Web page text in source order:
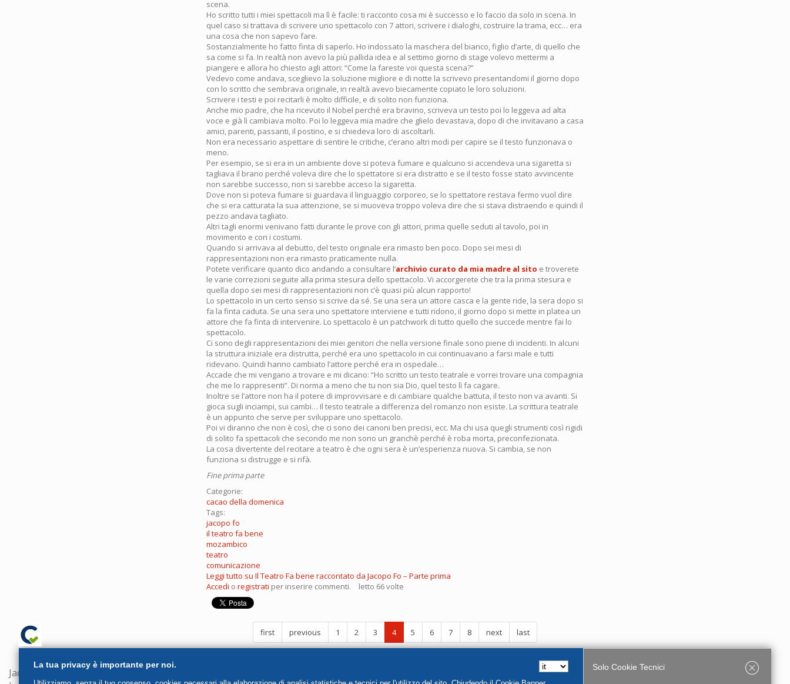
scena.
Ho scritto tutti i miei spettacoli ma lì è facile: ti racconto cosa mi è successo e lo faccio da solo in scena. In
quel caso si trattava di scrivere uno spettacolo con 7 attori, scrivere i dialoghi, costruire la trama, ecc… era
una cosa che non sapevo fare.
Sostanzialmente ho fatto finta di saperlo. Ho indossato la maschera del bianco, figlio d’arte, di quello che
sa come si fa. In realtà non avevo la più pallida idea e al settimo giorno di stage volevo mettermi a
piangere e allora ho chiesto agli attori: “Come la fareste voi questa scena?”
Vedevo come andava, sceglievo la soluzione migliore e di notte la scrivevo presentandomi il giorno dopo
con lo scritto che sembrava originale, in realtà avevo biecamente copiato le loro soluzioni.
Scrivere i testi e poi recitarli è molto difficile, e di solito non funziona.
Anche mio padre, che ha ricevuto il Nobel perché era bravino, scriveva un testo poi lo leggeva ad alta
voce e già lì cambiava molto. Poi lo leggeva mia madre che glielo devastava, dopo di che invitavano a casa
amici, parenti, passanti, il postino, e si chiedeva loro di ascoltarli.
Non era necessario aspettare di sentire le critiche, c’erano altri modi per capire se il testo funzionava o
meno.
Per esempio, se si era in un ambiente dove si poteva fumare e qualcuno si accendeva una sigaretta si
tagliava il brano perché voleva dire che lo spettatore si era distratto e se il testo fosse stato avvincente
non sarebbe successo, non si sarebbe acceso la sigaretta.
Dove non si poteva fumare si guardava il linguaggio corporeo, se lo spettatore restava fermo vuol dire
che si era catturata la sua attenzione, se si muoveva troppo voleva dire che si stava distraendo e quindi il
pezzo andava tagliato.
Altri tagli enormi venivano fatti durante le prove con gli attori, prima quelle seduti al tavolo, poi in
movimento e con i costumi.
Quando si arrivava al debutto, del testo originale era rimasto ben poco. Dopo sei mesi di
rappresentazioni non era rimasto praticamente nulla.
Potete verificare quanto dico andando a consultare l’archivio curato da mia madre al sito e troverete
le varie correzioni seguite alla prima stesura dello spettacolo. Vi accorgerete che tra la prima stesura e
quella dopo sei mesi di rappresentazioni non c’è quasi più alcun rapporto!
Lo spettacolo in un certo senso si scrive da sé. Se una sera un attore casca e la gente ride, la sera dopo si
fa la finta caduta. Se una sera uno spettatore interviene e tutti ridono, il giorno dopo si mette in platea un
attore che fa finta di intervenire. Lo spettacolo è un patchwork di tutto quello che succede mentre fai lo
spettacolo.
Ci sono degli rappresentazioni dei miei genitori che nella versione finale sono piene di incidenti. In alcuni
la struttura iniziale era distrutta, perché era uno spettacolo in cui continuavano a farsi male e tutti
ridevano. Quindi hanno cambiato l’attore perché era in ospedale…
Accade che mi vengano a trovare e mi dicano: “Ho scritto un testo teatrale e vorrei trovare una compagnia
che me lo rappresenti”. Di norma a meno che tu non sia Dio, quel testo lì fa cagare.
Inoltre se l’attore non ha il potere di improvvisare e di cambiare qualche battuta, il testo non va avanti. Si
gioca sugli inciampi, sui cambi… Il testo teatrale a differenza del romanzo non esiste. La scrittura teatrale
è un appunto che serve per sviluppare uno spettacolo.
Poi vi diranno che non è così, che ci sono dei canoni ben precisi, ecc. Ma chi usa quegli strumenti così rigidi
di solito fa spettacoli che secondo me non sono un granchè perché è roba morta, preconfezionata.
La cosa divertente del recitare a teatro è che ogni sera è un’esperienza nuova. Si cambia, se non
funziona si distrugge e si rifà.
Fine prima parte
Categorie:
cacao della domenica
Tags:
jacopo fo
il teatro fa bene
mozambico
teatro
comunicazione
Leggi tutto su Il Teatro Fa bene raccontato da Jacopo Fo – Parte prima
Accedi o registrati per inserire commenti. letto 66 volte
first previous 1 2 3 4 5 6 7 8 next last
Jacopo Fo srl
La tua privacy è importante per noi. Solo Cookie Tecnici